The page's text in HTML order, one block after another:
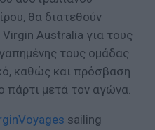
θα διατεθούν
Australia για τους
τους ομάδας
καθώς και πρόσβαση
πάρτι μετά τον αγώνα.
sailing